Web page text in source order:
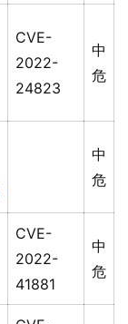
CVE-
2022-
24823
中
危
中
危
CVE-
2022-
41881
中
危